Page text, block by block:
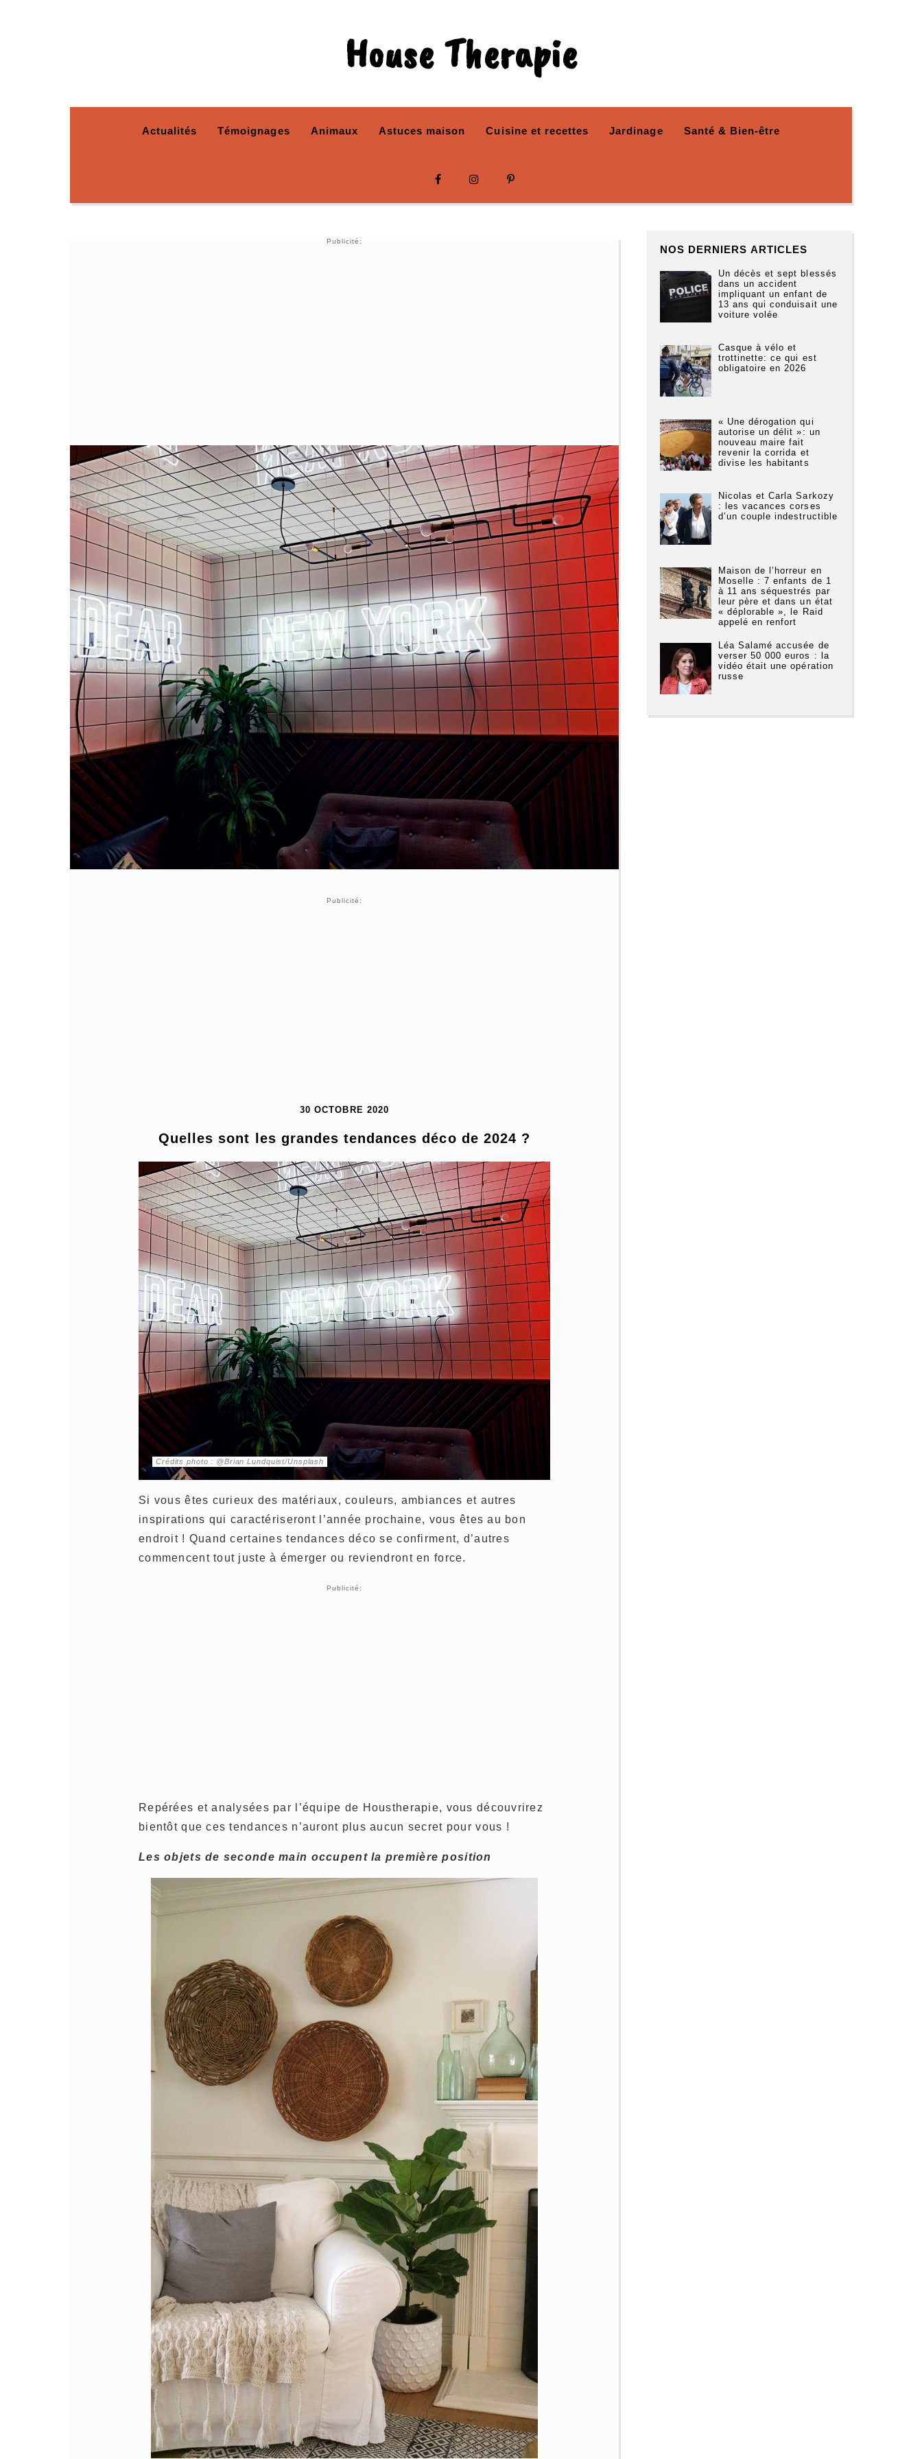
House Therapie
Actualités Témoignages Animaux Astuces maison Cuisine et recettes Jardinage Santé & Bien-être
Publicité:
Publicité:
30 OCTOBRE 2020
Quelles sont les grandes tendances déco de 2024 ?
Crédits photo : @Brian Lundquist/Unsplash
Si vous êtes curieux des matériaux, couleurs, ambiances et autres
inspirations qui caractériseront l’année prochaine, vous êtes au bon
endroit ! Quand certaines tendances déco se confirment, d’autres
commencent tout juste à émerger ou reviendront en force.
Publicité:
Repérées et analysées par l’équipe de Houstherapie, vous découvrirez
bientôt que ces tendances n’auront plus aucun secret pour vous !
Les objets de seconde main occupent la première position
NOS DERNIERS ARTICLES
Un décès et sept blessés
dans un accident
impliquant un enfant de
13 ans qui conduisait une
voiture volée
Casque à vélo et
trottinette: ce qui est
obligatoire en 2026
« Une dérogation qui
autorise un délit »: un
nouveau maire fait
revenir la corrida et
divise les habitants
Nicolas et Carla Sarkozy
: les vacances corses
d’un couple indestructible
Maison de l’horreur en
Moselle : 7 enfants de 1
à 11 ans séquestrés par
leur père et dans un état
« déplorable », le Raid
appelé en renfort
Léa Salamé accusée de
verser 50 000 euros : la
vidéo était une opération
russe